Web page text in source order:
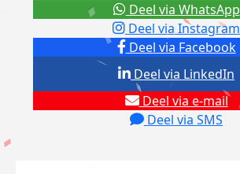
Deel via Facebook
Deel via Instagram
Deel via e-mail
Deel via SMS
Deel via LinkedIn
Deel via WhatsApp